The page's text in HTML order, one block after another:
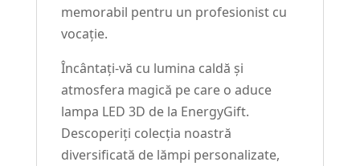
memorabil pentru un profesionist cu
vocație.
Încântați-vă cu lumina caldă și
atmosfera magică pe care o aduce
lampa LED 3D de la EnergyGift.
Descoperiți colecția noastră
diversificată de lămpi personalizate,